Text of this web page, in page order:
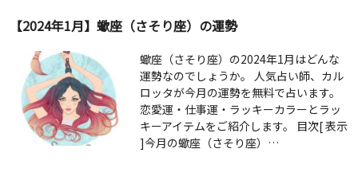
【2024年1月】蠍座（さそり座）の運勢
蠍座（さそり座）の2024年1月はどんな
運勢なのでしょうか。 人気占い師、カル
ロッタが今月の運勢を無料で占います。
恋愛運・仕事運・ラッキーカラーとラッ
キーアイテムをご紹介します。 目次[ 表示
]今月の蠍座（さそり座）…